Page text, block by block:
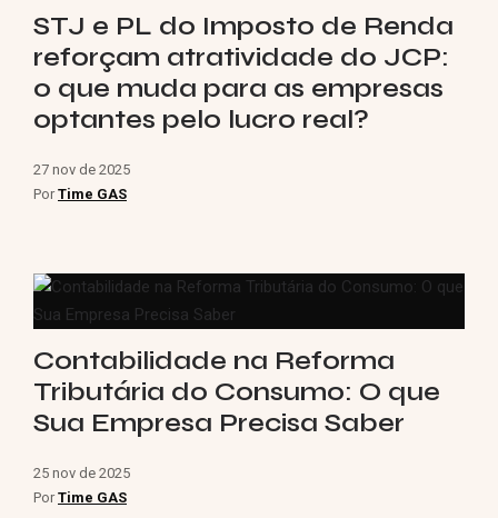
STJ e PL do Imposto de Renda
reforçam atratividade do JCP:
o que muda para as empresas
optantes pelo lucro real?
27 nov de 2025
Por Time GAS
Contabilidade na Reforma
Tributária do Consumo: O que
Sua Empresa Precisa Saber
25 nov de 2025
Por Time GAS